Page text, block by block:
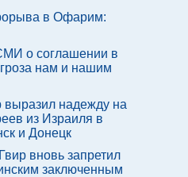
в Офарим:
о соглашении в
нам и нашим
выразил надежду на
из Израиля в
и Донецк
вновь запретил
заключенным